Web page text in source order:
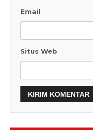
Email
Situs Web